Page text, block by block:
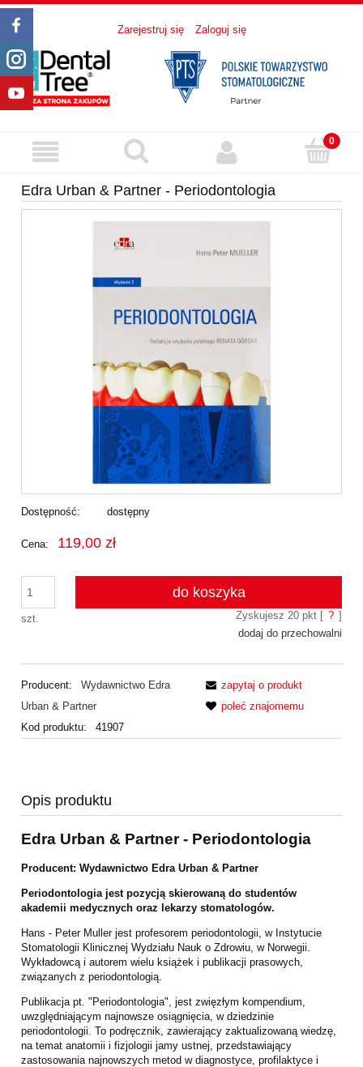
Zarejestruj się Zaloguj się
Edra Urban & Partner - Periodontologia
Dostępność: dostępny
Cena: 119,00 zł
szt.
do koszyka
Zyskujesz 20pkt [ ? ]
dodaj do przechowalni
Producent:
Wydawnictwo Edra
Urban & Partner
Kod produktu:
41907
zapytaj o produkt
poleć znajomemu
Opis produktu
Edra Urban & Partner - Periodontologia
Producent: Wydawnictwo Edra Urban & Partner
Periodontologia jest pozycją skierowaną do studentów
akademii medycznych oraz lekarzy stomatologów.
Hans - Peter Muller jest profesorem periodontologii, w Instytucie
Stomatologii Klinicznej Wydziału Nauk o Zdrowiu, w Norwegii.
Wykładowcą i autorem wielu książek i publikacji prasowych,
związanych z periodontologią.
Publikacja pt. "Periodontologia", jest zwięzłym kompendium,
uwzględniającym najnowsze osiągnięcia, w dziedzinie
periodontologii. To podręcznik, zawierający zaktualizowaną wiedzę,
na temat anatomii i fizjologii jamy ustnej, przedstawiający
zastosowania najnowszych metod w diagnostyce, profilaktyce i